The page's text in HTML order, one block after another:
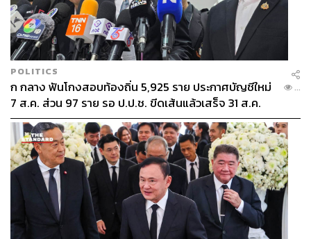
POLITICS
ก กลาง ฟันโกงสอบท้องถิ่น 5,925 ราย ประกาศบัญชีใหม่
7 ส.ค. ส่วน 97 ราย รอ ป.ป.ช. ขีดเส้นแล้วเสร็จ 31 ส.ค.
...